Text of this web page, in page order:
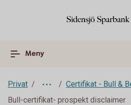
Meny
Privat
Certifikat - Bull &
Bull-certifikat- prospekt disclaimer